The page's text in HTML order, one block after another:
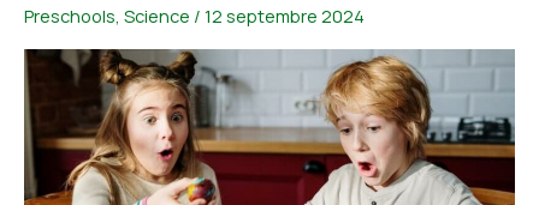
Preschools Science / 12 septembre 2024